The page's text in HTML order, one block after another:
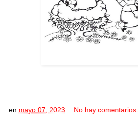
en mayo 07, 2023 No hay comentarios: